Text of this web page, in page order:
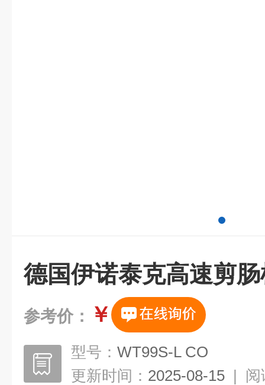
德国伊诺泰克高速剪
参考价： ￥
型号： WT99S-L CO
更新时间： 2025-08-15 | 阅